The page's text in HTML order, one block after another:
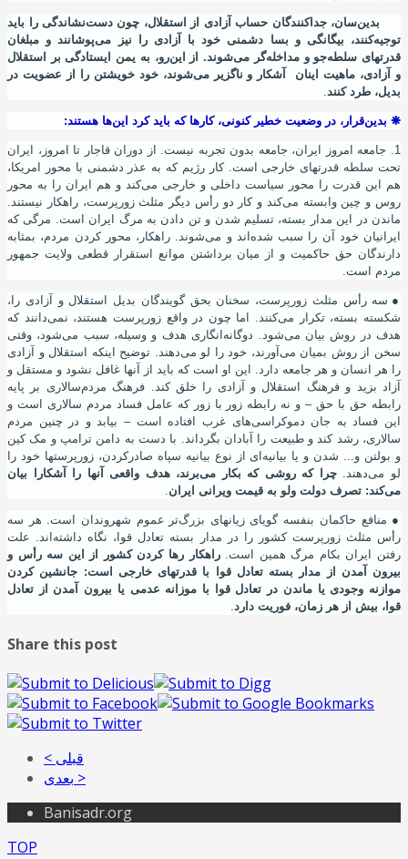
بدینسان، جداکنندگان حساب آزادی از استقلال، چون دستنشاندگی را باید
توجیهکنند، بیگانگی و بسا دشمنی خود با آزادی را نیز میپوشانند و مبلغان
قدرتهای سلطهجو و مداخلهگر میشوند. از اینرو، به یمن ایستادگی بر استقلال
و آزادی، ماهیت اینان آشکار و ناگزیر میشوند، خود خویشتن را از عضویت در
بدیل، طرد کنند
❋ بدینقرار، در وضعیت خطیر کنونی، کارها که باید کرد اینها هستند:
1.
جامعه امروز ایران، جامعه بدون تجربه نیست. از دوران قاجار تا امروز، ایران
تحت سلطه قدرتهای خارجی است. کار رﮊیم که به عذر دشمنی با محور امریکا،
هم این قدرت را محور سیاست داخلی و خارجی میکند و هم ایران را به محور
روس و چین وابسته میکند و کار دو رأس دیگر مثلث زورپرست، راهکار نیستند.
ماندن در این مدار بسته، تسلیم شدن و تن دادن به مرگ ایران است. مرگی که
ایرانیان خود آن را سبب شده اند و میشوند. راهکار، محور کردن مردم، بمثابه
دارندگان حق حاکمیت و از میان برداشتن موانع استقرار قطعی ولایت جمهور
مردم است.
● سه رأس مثلث زورپرست، سخنان بحق گویندگان بدیل استقلال و آزادی را،
شکسته بسته، تکرار میکنند. اما چون در واقع زورپرست هستند، نمیدانند که
هدف در روش بیان میشود. دوگانه انگاری هدف و وسیله، سبب میشود، وقتی
سخن از روش بمیان می آورند، خود را لو میدهند. توضیح اینکه استقلال و آزادی
را هر انسان و هر جامعه دارد. این او است که باید از آنها غافل نشود و مستقل و
آزاد بزید و فرهنگ استقلال و آزادی را خلق کند. فرهنگ مردمسالاری بر پایه
رابطه حق با حق – و نه رابطه زور با زور که عامل فساد مردم سالاری است و
این فساد به جان دموکراسیهای غرب افتاده است – بیابد و در چنین مردم
سالاری، رشد کند و طبیعت را آبادان بگرداند. با دست به دامن ترامپ و مک کین
و بولتن و... شدن و یا بیانیه ای از نوع بیانیه سپاه صادرکردن، زورپرستها خود را
لو میدهند.چرا که روشی که بکار میبرند، هدف واقعی آنها را آشکارا بیان
میکند: تصرف دولت ولو به قیمت ویرانی ایران
● منافع حاکمان بنفسه گویای زیانهای بزرگتر عموم شهروندان است. هر سه
رأس مثلث زورپرست کشور را در مدار بسته تعادل قوا، نگاه داشته اند. علت
رفتن ایران بکام مرگ همین است.راهکار رها کردن کشور از این سه رأس و
بیرون آمدن از مدار بسته تعادل قوا با قدرتهای خارجی است: جانشین کردن
موازنه وجودی یا ماندن در تعادل قوا با موزانه عدمی یا بیرون آمدن از تعادل
قوا، بیش از هر زمان، فوریت دارد
Share this post
< قبلی
بعدی >
Banisadr.org
TOP